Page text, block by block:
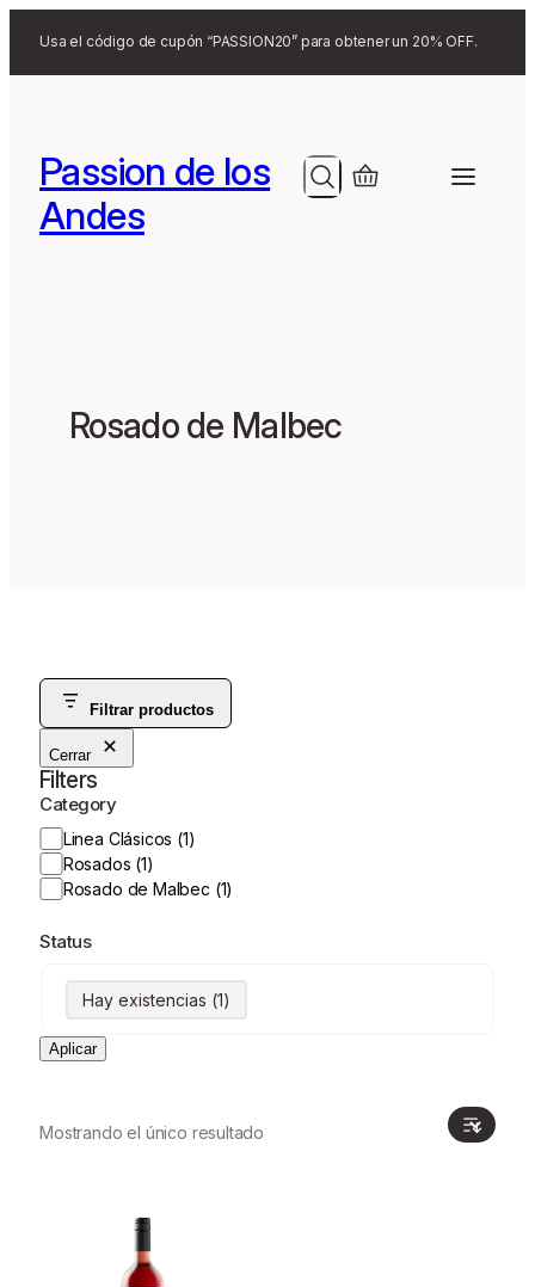
Usa el código de cupón “PASSION20” para obtener un 20% OFF.
Passion de los
Andes
Search
Rosado de Malbec
Filtrar productos
Cerrar
Filters
Category
Categoría
Linea Clásicos (1)
Rosados (1)
Rosado de Malbec (1)
Status
Estado
Hay existencias (1)
Aplicar
Mostrando el único resultado
Search